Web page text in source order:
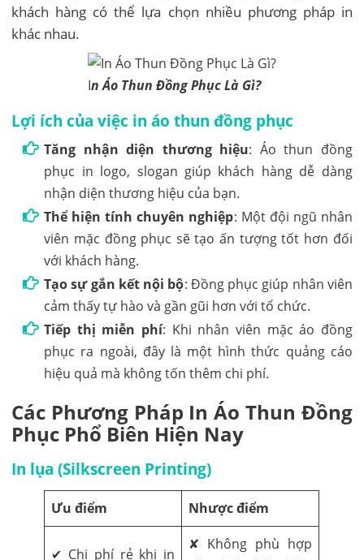
khách hàng có thể lựa chọn nhiều phương pháp in
khác nhau.
In Áo Thun Đồng Phục Là Gì?
Lợi ích của việc in áo thun đồng phục
Tăng nhận diện thương hiệu: Áo thun đồng
phục in logo, slogan giúp khách hàng dễ dàng
nhận diện thương hiệu của bạn.
Thể hiện tính chuyên nghiệp: Một đội ngũ nhân
viên mặc đồng phục sẽ tạo ấn tượng tốt hơn đối
với khách hàng.
Tạo sự gắn kết nội bộ: Đồng phục giúp nhân viên
cảm thấy tự hào và gần gũi hơn với tổ chức.
Tiếp thị miễn phí: Khi nhân viên mặc áo đồng
phục ra ngoài, đây là một hình thức quảng cáo
hiệu quả mà không tốn thêm chi phí.
Các Phương Pháp In Áo Thun Đồng
Phục Phổ Biên Hiện Nay
In lụa (Silkscreen Printing)
Ưu điểm Nhược điểm
✔ Chi phí rẻ khi in
✘ Không phù hợp